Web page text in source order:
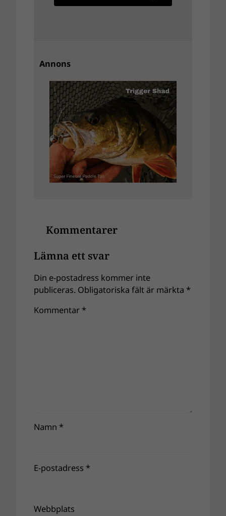
Annons
Kommentarer
Lämna ett svar
Din e-postadress kommer inte
publiceras. Obligatoriska fält är märkta *
Kommentar *
Namn *
E-postadress *
Webbplats